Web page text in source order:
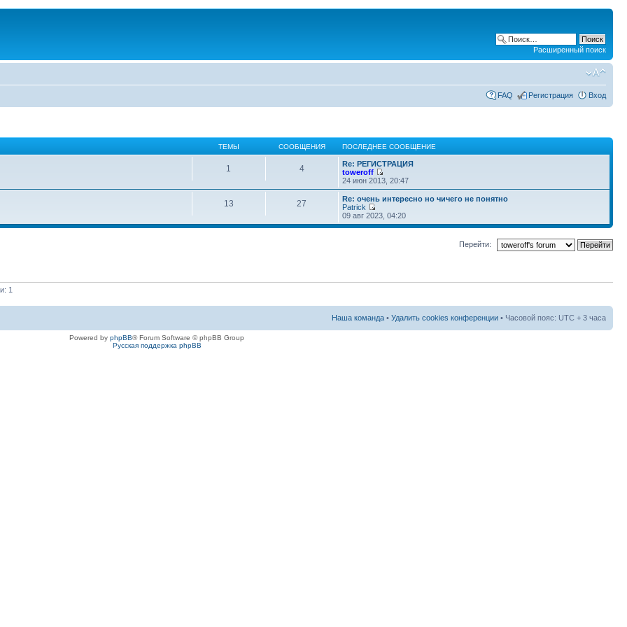
Расширенный поиск
FAQ Регистрация Вход
ТЕМЫ СООБЩЕНИЯ ПОСЛЕДНЕЕ СООБЩЕНИЕ
1 4
Re: РЕГИСТРАЦИЯ
toweroff
24 июн 2013, 20:47
13 27
Re: очень интересно но чичего не понятно
Patrick
09 авг 2023, 04:20
Перейти:
1
Наша команда • Удалить cookies конференции • Часовой пояс: UTC + 3 часа
Powered by phpBB® Forum Software © phpBB Group
Русская поддержка phpBB